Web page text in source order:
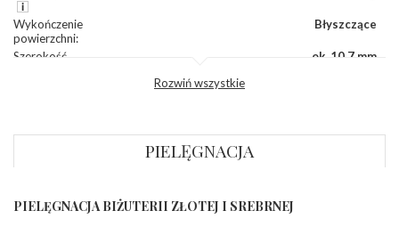
Wykończenie
powierzchni:
Błyszczące
Szerokość
ok. 10,7 mm
dół:
bok
DIAMENTY
Rozwiń wszystkie
PIELĘGNACJA
PIELĘGNACJA BIŻUTERII ZŁOTEJ I SREBRNEJ